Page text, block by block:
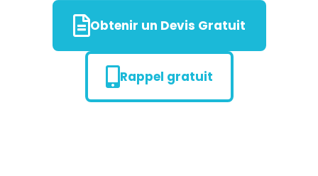
Obtenir un Devis Gratuit
Rappel gratuit